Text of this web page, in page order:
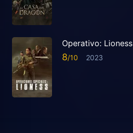
Operativo: Lioness
8 2023